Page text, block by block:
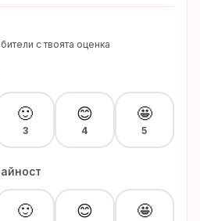
с твоята оценка
🙂
3
😊
4
🤩
5
🙂 😊 🤩